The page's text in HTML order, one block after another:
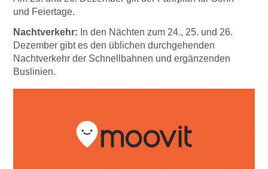
und Feiertage.
Nachtverkehr: In den Nächten zum 24., 25. und 26.
Dezember gibt es den üblichen durchgehenden
Nachtverkehr der Schnellbahnen und ergänzenden
Buslinien.